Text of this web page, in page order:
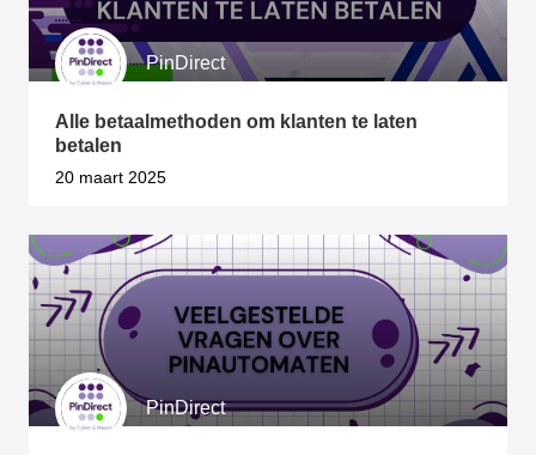
PinDirect
Alle betaalmethoden om klanten te laten
betalen
20 maart 2025
PinDirect